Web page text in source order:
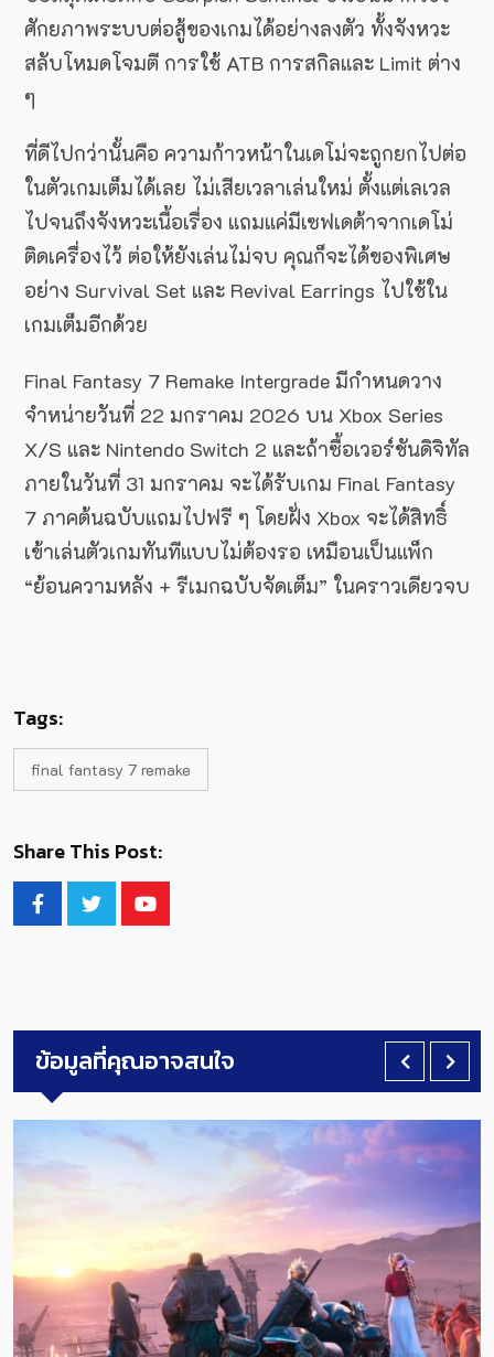
ศักยภาพระบบต่อสู้ของเกมได้อย่างลงตัว ทั้งจังหวะ
สลับโหมดโจมตี การใช้ ATB การสกิลและ Limit ต่าง
ๆ
ที่ดีไปกว่านั้นคือ ความก้าวหน้าในเดโม่จะถูกยกไปต่อ
ในตัวเกมเต็มได้เลย ไม่เสียเวลาเล่นใหม่ ตั้งแต่เลเวล
ไปจนถึงจังหวะเนื้อเรื่อง แถมแค่มีเซฟเดต้าจากเดโม่
ติดเครื่องไว้ ต่อให้ยังเล่นไม่จบ คุณก็จะได้ของพิเศษ
อย่าง Survival Set และ Revival Earrings ไปใช้ใน
เกมเต็มอีกด้วย
Final Fantasy 7 Remake Intergrade มีกำหนดวาง
จำหน่ายวันที่ 22 มกราคม 2026 บน Xbox Series
X/S และ Nintendo Switch 2 และถ้าซื้อเวอร์ชันดิจิทัล
ภายในวันที่ 31 มกราคม จะได้รับเกม Final Fantasy
7 ภาคต้นฉบับแถมไปฟรี ๆ โดยฝั่ง Xbox จะได้สิทธิ์
เข้าเล่นตัวเกมทันทีแบบไม่ต้องรอ เหมือนเป็นแพ็ก
“ย้อนความหลัง + รีเมกฉบับจัดเต็ม” ในคราวเดียวจบ
Tags:
final fantasy 7 remake
Share This Post:
ข้อมูลที่คุณอาจสนใจ